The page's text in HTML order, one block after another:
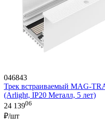
046843
Трек встраиваемый MAG-
(Arlight, IP20 Металл, 5 лет)
24 13906
₽/шт